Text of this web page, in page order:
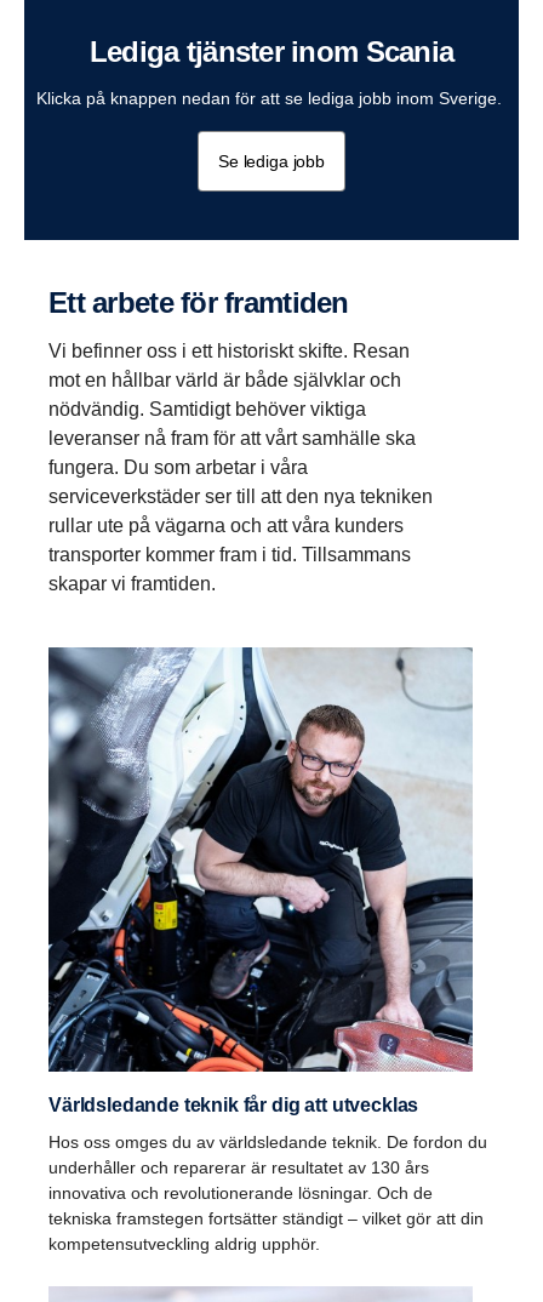
Lediga tjänster inom Scania
Klicka på knappen nedan för att se lediga jobb inom Sverige.
Se lediga jobb
Ett arbete för framtiden
Vi befinner oss i ett historiskt skifte. Resan
mot en hållbar värld är både självklar och
nödvändig. Samtidigt behöver viktiga
leveranser nå fram för att vårt samhälle ska
fungera. Du som arbetar i våra
serviceverkstäder ser till att den nya tekniken
rullar ute på vägarna och att våra kunders
transporter kommer fram i tid. Tillsammans
skapar vi framtiden.
Världsledande teknik får dig att utvecklas
Hos oss omges du av världsledande teknik. De fordon du
underhåller och reparerar är resultatet av 130 års
innovativa och revolutionerande lösningar. Och de
tekniska framstegen fortsätter ständigt – vilket gör att din
kompetensutveckling aldrig upphör.